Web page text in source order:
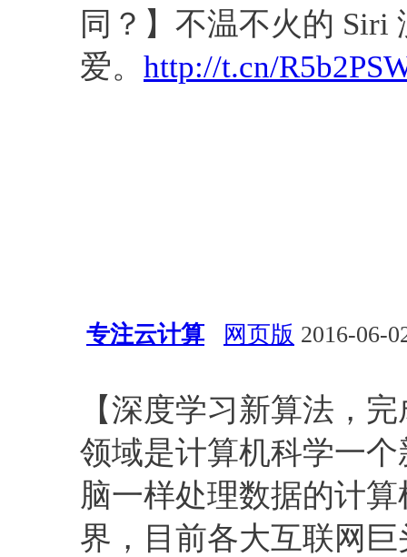
同？】不温不火的 Siri
爱。 http://t.cn/
专注云计算 网页版 2016-06-
【深度学习新算法，
领域是计算机科学一
脑一样处理数据的计
界，目前各大互联网